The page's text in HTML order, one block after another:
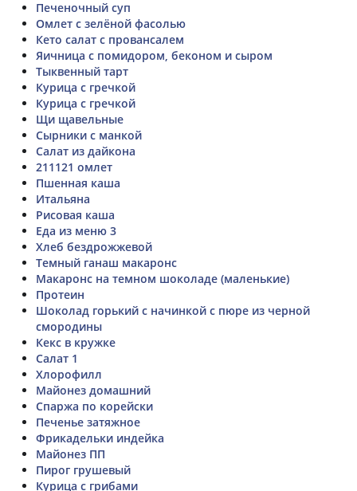
Печеночный суп
Омлет с зелёной фасолью
Кето салат с провансалем
Яичница с помидором, беконом и сыром
Тыквенный тарт
Курица с гречкой
Курица с гречкой
Щи щавельные
Сырники с манкой
Салат из дайкона
211121 омлет
Пшенная каша
Итальяна
Рисовая каша
Еда из меню 3
Хлеб бездрожжевой
Темный ганаш макаронс
Макаронс на темном шоколаде (маленькие)
Протеин
Шоколад горький с начинкой с пюре из черной
смородины
Кекс в кружке
Салат 1
Хлорофилл
Майонез домашний
Спаржа по корейски
Печенье затяжное
Фрикадельки индейка
Майонез ПП
Пирог грушевый
Курица с грибами